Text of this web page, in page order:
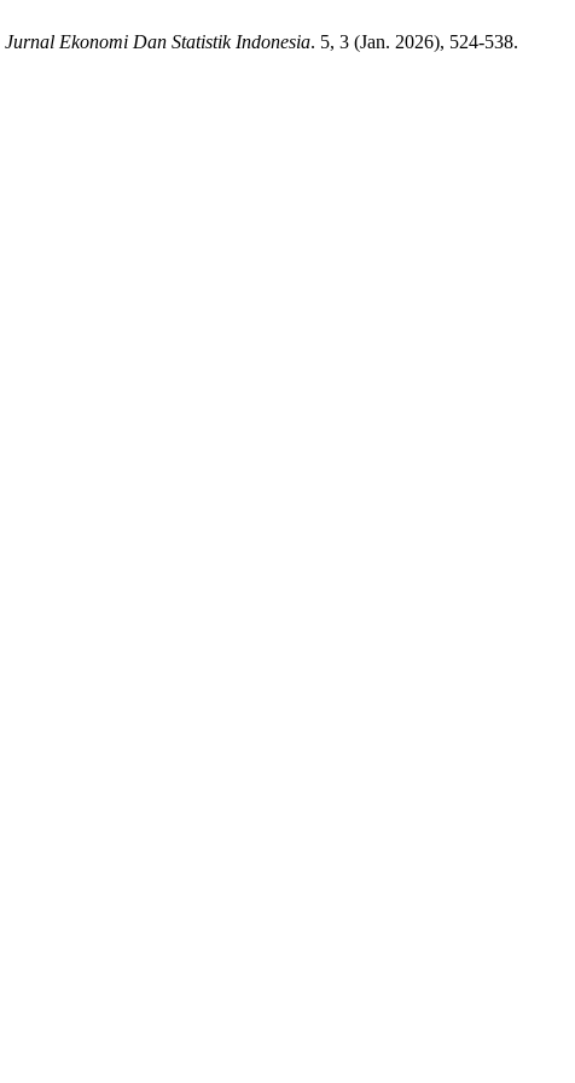
Jurnal Ekonomi Dan Statistik Indonesia. 5, 3 (Jan. 2026), 524-538.